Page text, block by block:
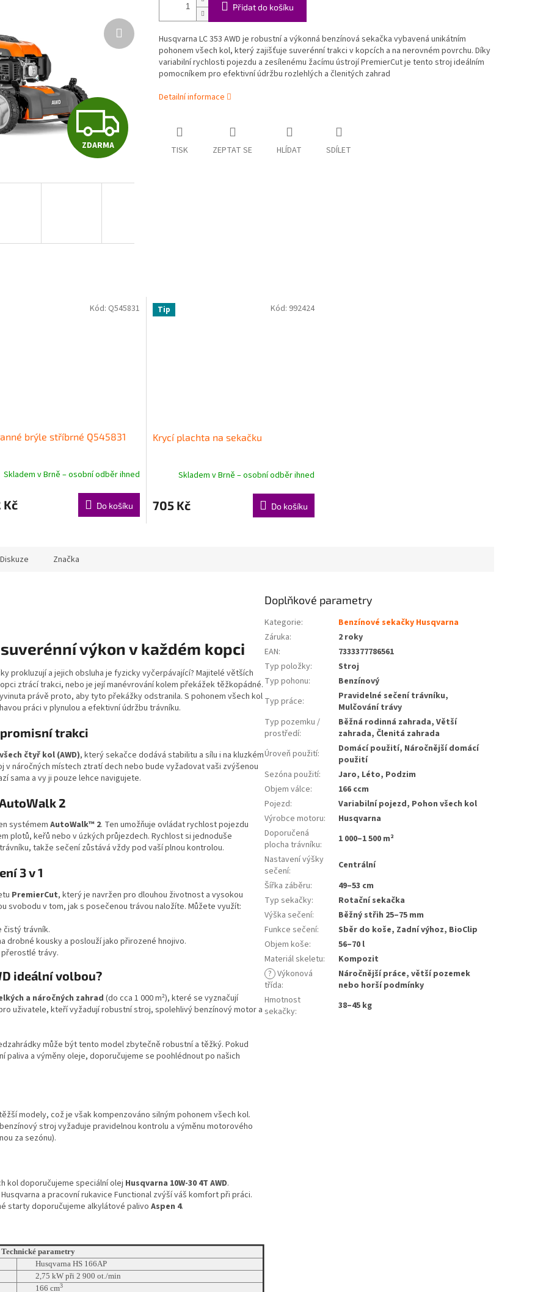
Z
D
R
M
ZDARMA
Přidat do košíku
Husqvarna LC 353 AWD je robustní a výkonná benzínová sekačka vybavená unikátním
pohonem všech kol, který zajišťuje suverénní trakci v kopcích a na nerovném povrchu. Díky
variabilní rychlosti pojezdu a zesílenému žacímu ústrojí PremierCut je tento stroj ideálním
pomocníkem pro efektivní údržbu rozlehlých a členitých zahrad
Detailní informace
TISK ZEPTAT SE HLÍDAT SDÍLET
brýle stříbrné Q545831
Skladem v Brně – osobní odběr ihned
Kč Do košíku
Kód: Q545831 Tip
Krycí plachta na sekačku
Skladem v Brně – osobní odběr ihned
705 Kč Do košíku
Kód: 992424
Diskuze Značka
suverénní výkon v každém kopci
prokluzují a jejich obsluha je fyzicky vyčerpávající? Majitelé větších
ztrácí trakci, nebo je její manévrování kolem překážek těžkopádné.
právě proto, aby tyto překážky odstranila. S pohonem všech kol
práci v plynulou a efektivní údržbu trávníku.
trakci
čtyř kol (AWD), který sekačce dodává stabilitu a sílu i na kluzkém
náročných místech ztratí dech nebo bude vyžadovat vaši zvýšenou
sama a vy ji pouze lehce navigujete.
2
systémem AutoWalk™ 2. Ten umožňuje ovládat rychlost pojezdu
plotů, keřů nebo v úzkých průjezdech. Rychlost si jednoduše
takže sečení zůstává vždy pod vaší plnou kontrolou.
3 v 1
PremierCut, který je navržen pro dlouhou životnost a vysokou
svobodu v tom, jak s posečenou trávou naložíte. Můžete využít:
čistý trávník.
drobné kousky a poslouží jako přirozené hnojivo.
trávy.
ideální volbou?
a náročných zahrad (do cca 1 000 m²), které se vyznačují
uživatele, kteří vyžadují robustní stroj, spolehlivý benzínový motor a
může být tento model zbytečně robustní a těžký. Pokud
a výměny oleje, doporučujeme se poohlédnout po našich
modely, což je však kompenzováno silným pohonem všech kol.
stroj vyžaduje pravidelnou kontrolu a výměnu motorového
za sezónu).
kol doporučujeme speciální olej Husqvarna 10W-30 4T AWD.
a pracovní rukavice Functional zvýší váš komfort při práci.
starty doporučujeme alkylátové palivoAspen 4.
Technické parametry
Husqvarna HS 166AP
2,75 kW při 2 900 ot./min
166 cm3
Doplňkové parametry
Kategorie:
Benzínové sekačky Husqvarna
Záruka:
2 roky
EAN:
7333377786561
Typ položky:
Stroj
Typ pohonu:
Benzínový
Typ práce:
Pravidelné sečení trávníku,
Mulčování trávy
Typ pozemku /
prostředí:
Běžná rodinná zahrada, Větší
zahrada, Členitá zahrada
Úroveň použití:
Domácí použití, Náročnější domácí
použití
Sezóna použití:
Jaro, Léto, Podzim
Objem válce:
166 ccm
Pojezd:
Variabilní pojezd, Pohon všech kol
Výrobce motoru:
Husqvarna
Doporučená
plocha trávníku:
1 000–1 500 m²
Nastavení výšky
sečení:
Centrální
Šířka záběru:
49–53 cm
Typ sekačky:
Rotační sekačka
Výška sečení:
Běžný střih 25–75 mm
Funkce sečení:
Sběr do koše, Zadní výhoz, BioClip
Objem koše:
56–70 l
Materiál skeletu:
Kompozit
? Výkonová
třída:
Náročnější práce, větší pozemek
nebo horší podmínky
Hmotnost
sekačky: 38–45 kg